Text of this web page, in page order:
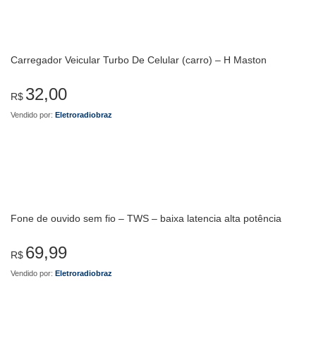
Carregador Veicular Turbo De Celular (carro) – H Maston
R$ 32,00
Vendido por: Eletroradiobraz
Fone de ouvido sem fio – TWS – baixa latencia alta potência
R$ 69,99
Vendido por: Eletroradiobraz